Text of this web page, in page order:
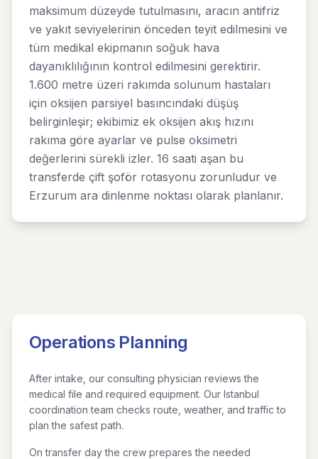
maksimum düzeyde tutulmasını, aracın antifriz
ve yakıt seviyelerinin önceden teyit edilmesini ve
tüm medikal ekipmanın soğuk hava
dayanıklılığının kontrol edilmesini gerektirir.
1.600 metre üzeri rakımda solunum hastaları
için oksijen parsiyel basıncındaki düşüş
belirginleşir; ekibimiz ek oksijen akış hızını
rakıma göre ayarlar ve pulse oksimetri
değerlerini sürekli izler. 16 saati aşan bu
transferde çift şoför rotasyonu zorunludur ve
Erzurum ara dinlenme noktası olarak planlanır.
Operations Planning
After intake, our consulting physician reviews the
medical file and required equipment. Our Istanbul
coordination team checks route, weather, and traffic to
plan the safest path.
On transfer day the crew prepares the needed